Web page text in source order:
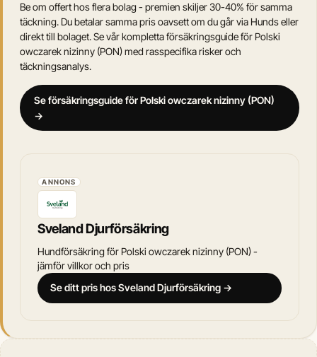
Be om offert hos flera bolag - premien skiljer 30-40% för samma
täckning. Du betalar samma pris oavsett om du går via Hunds eller
direkt till bolaget. Se vår kompletta försäkringsguide för Polski
owczarek nizinny (PON) med rasspecifika risker och
täckningsanalys.
Se försäkringsguide för Polski owczarek nizinny (PON)
→
ANNONS
Sveland Djurförsäkring
Hundförsäkring för Polski owczarek nizinny (PON) -
jämför villkor och pris
Se ditt pris hos Sveland Djurförsäkring →